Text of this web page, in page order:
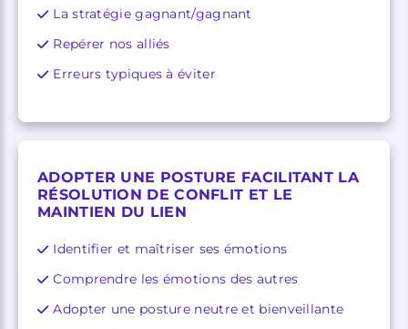
La stratégie gagnant/gagnant
Repérer nos alliés
Erreurs typiques à éviter
ADOPTER UNE POSTURE FACILITANT LA
RÉSOLUTION DE CONFLIT ET LE
MAINTIEN DU LIEN
Identifier et maîtriser ses émotions
Comprendre les émotions des autres
Adopter une posture neutre et bienveillante